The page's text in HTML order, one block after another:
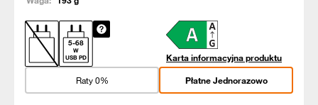
5-68
W
USB PD
Karta informacyjna produktu
Płatne Jednorazowo
Raty 0%